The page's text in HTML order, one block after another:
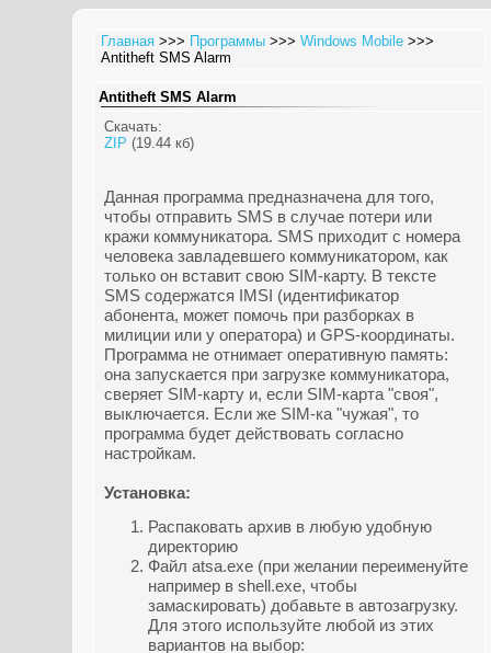
Главная >>> Программы >>>Windows Mobile >>>
Antitheft SMS Alarm
Antitheft SMS Alarm
Скачать:
ZIP (19.44 кб)
Данная программа предназначена для того,
чтобы отправить SMS в случае потери или
кражи коммуникатора. SMS приходит с номера
человека завладевшего коммуникатором, как
только он вставит свою SIM-карту. В тексте
SMS содержатся IMSI (идентификатор
абонента, может помочь при разборках в
милиции или у оператора) и GPS-координаты.
Программа не отнимает оперативную память:
она запускается при загрузке коммуникатора,
сверяет SIM-карту и, если SIM-карта "своя",
выключается. Если же SIM-ка "чужая", то
программа будет действовать согласно
настройкам.
Установка:
Распаковать архив в любую удобную
директорию
Файл atsa.exe (при желании переименуйте
например в shell.exe, чтобы
замаскировать) добавьте в автозагрузку.
Для этого используйте любой из этих
вариантов на выбор: